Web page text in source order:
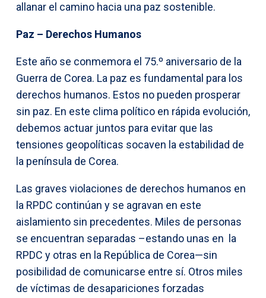
allanar el camino hacia una paz sostenible.
Paz – Derechos Humanos
Este año se conmemora el 75.º aniversario de la
Guerra de Corea. La paz es fundamental para los
derechos humanos. Estos no pueden prosperar
sin paz. En este clima político en rápida evolución,
debemos actuar juntos para evitar que las
tensiones geopolíticas socaven la estabilidad de
la península de Corea.
Las graves violaciones de derechos humanos en
la RPDC continúan y se agravan en este
aislamiento sin precedentes. Miles de personas
se encuentran separadas –estando unas en la
RPDC y otras en la República de Corea—sin
posibilidad de comunicarse entre sí. Otros miles
de víctimas de desapariciones forzadas